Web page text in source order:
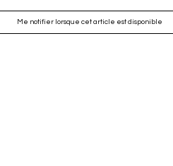
Me notifier lorsque cet article est disponible